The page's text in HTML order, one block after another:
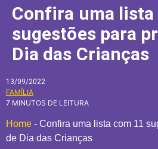
Confira uma lista
sugestões para
Dia das Crianças
13/09/2022
FAMÍLIA
7 MINUTOS DE LEITURA
Home - Confira uma lista com 11
de Dia das Crianças